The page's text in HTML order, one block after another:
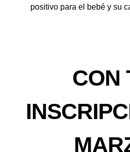
positivo para el bebé y su
CON